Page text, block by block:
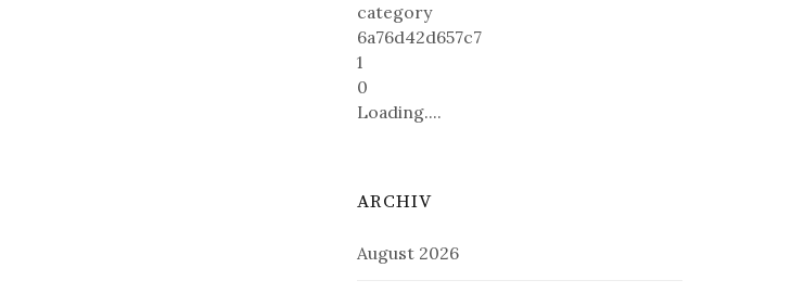
category
6a76d42d657c7
1
0
Loading....
ARCHIV
August 2026